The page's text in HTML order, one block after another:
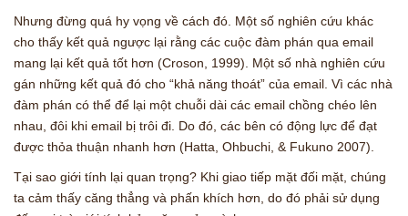
Nhưng đừng quá hy vọng về cách đó. Một số nghiên cứu khác
cho thấy kết quả ngược lại rằng các cuộc đàm phán qua email
mang lại kết quả tốt hơn (Croson, 1999). Một số nhà nghiên cứu
gán những kết quả đó cho “khả năng thoát” của email. Vì các nhà
đàm phán có thể để lại một chuỗi dài các email chồng chéo lên
nhau, đôi khi email bị trôi đi. Do đó, các bên có động lực để đạt
được thỏa thuận nhanh hơn (Hatta, Ohbuchi, & Fukuno 2007).
Tại sao giới tính lại quan trọng? Khi giao tiếp mặt đối mặt, chúng
ta cảm thấy căng thẳng và phấn khích hơn, do đó phải sử dụng